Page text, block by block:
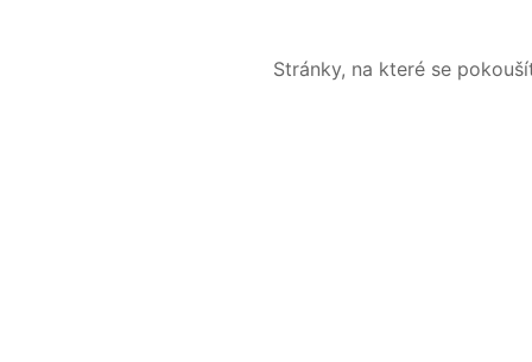
Stránky, na které se